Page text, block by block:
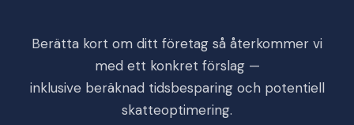
Berätta kort om ditt företag så återkommer vi
med ett konkret förslag —
inklusive beräknad tidsbesparing och potentiell
skatteoptimering.